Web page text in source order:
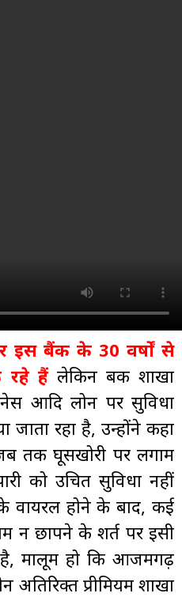
इस बैंक के 30 वर्षों से
रहे हैं लेकिन बैंक शाखा
आदि लोन पर सुविधा
रहा है, उन्होंने कहा
तक घूसखोरी पर लगाम
को उचित सुविधा नहीं
वायरल होने के बाद, कई
न छापने के शर्त पर इसी
मालूम हो कि आजमगढ़
प्रीमियम शाखा